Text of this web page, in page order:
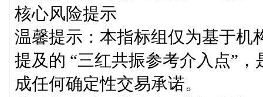
核心风险提示
温馨提示：本指标组仅为基于机
提及的 “三红共振参考介入点”
成任何确定性交易承诺。